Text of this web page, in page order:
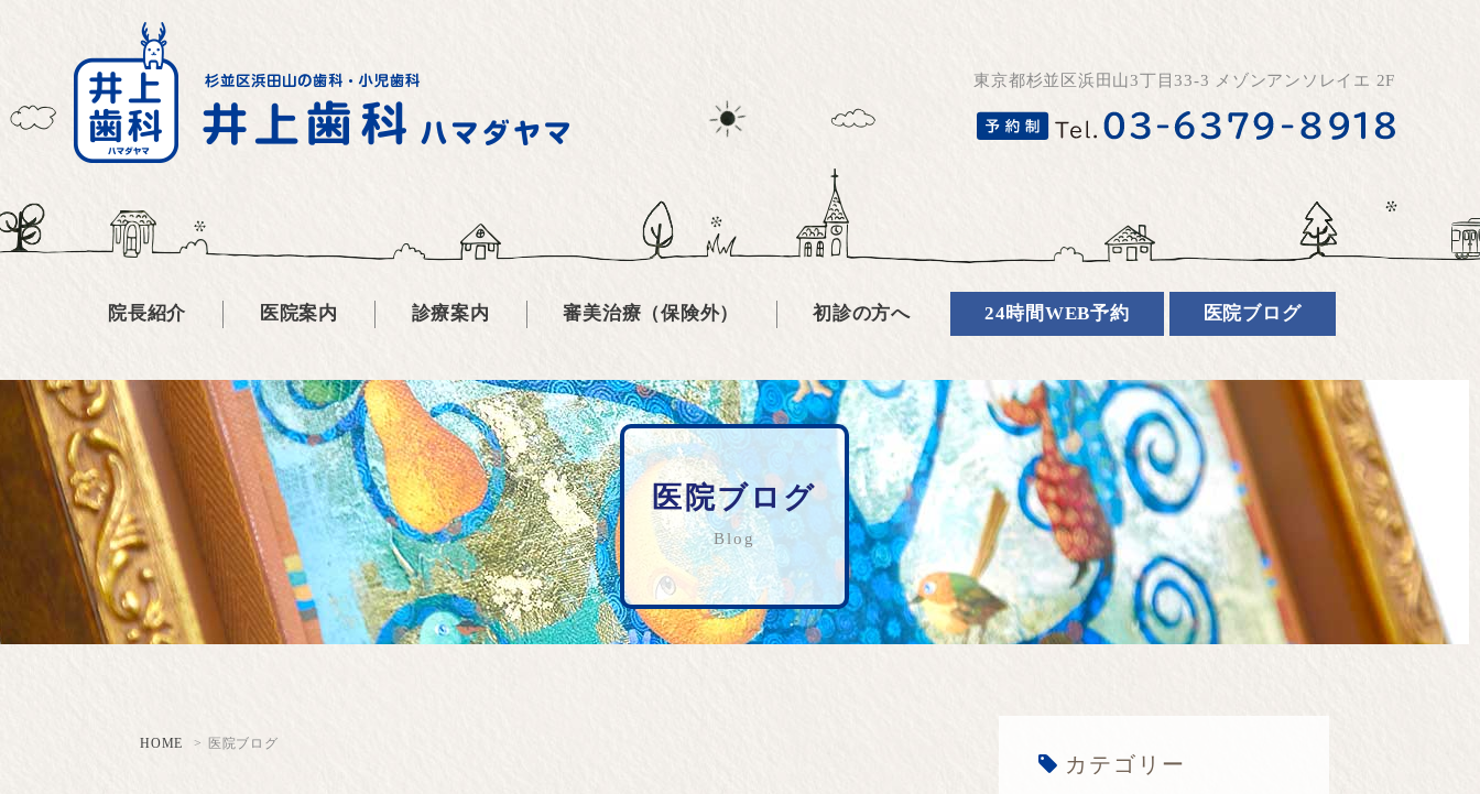
東京都杉並区浜田山3丁目33-3 メゾンアンソレイエ 2F
院長紹介 医院案内
医院概要紹介
アクセス
診療案内
歯科（歯が痛い・しみる・欠けた・取れた等）
小児歯科（子どもの歯が心配・学校検診後の治療）
歯科口腔外科（親知らずが痛い・抜歯）
歯周病（歯ぐきから血が出る、歯がぐらぐらする）
予防（自分の歯を残していきたい）
義歯・入れ歯（入れ歯を作りたい・調整したい）
マウスピース（歯ぎしり・いびき・スポーツ）
審美治療（保険外）
ホワイトニング（歯を白くしたい）
セラミック・ジルコニア（白い詰め物・被せ物・ブリッジ）
ダイレクトボンディング（欠けた歯、隙間を自然に埋めたい）
ノンクラスプデンチャー（金属バネのない入れ歯にしたい）
初診の方へ
初めて診療を受ける方へ
プライバシーポリシー
24時間WEB予約
よくあるご質問
24時間WEB予約 医院ブログ
医院ブログ
Blog
HOME 医院ブログ
カテゴリー